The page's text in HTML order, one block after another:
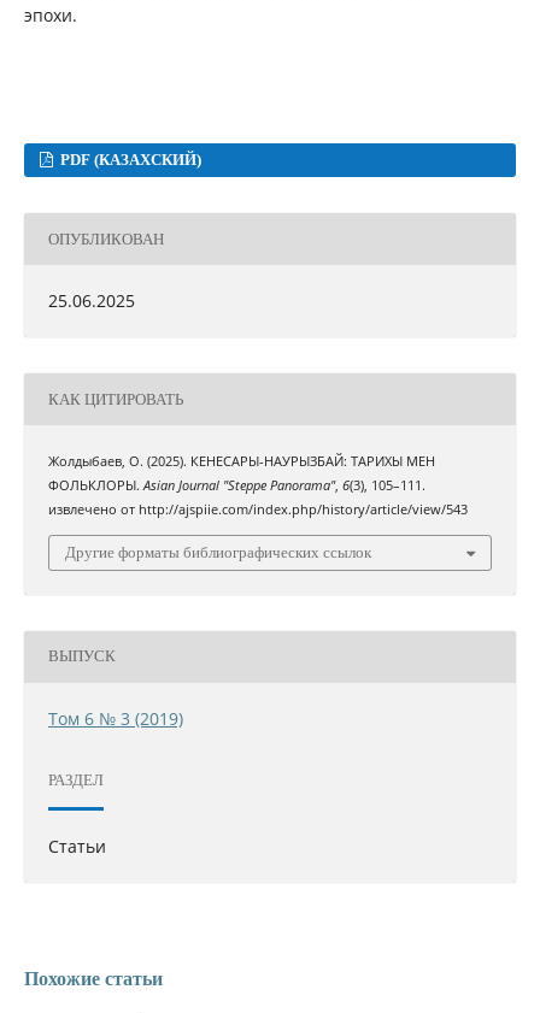
эпохи.
PDF (КАЗАХСКИЙ)
ОПУБЛИКОВАН
25.06.2025
КАК ЦИТИРОВАТЬ
Жолдыбаев, О. (2025). КЕНЕСАРЫ-НАУРЫЗБАЙ: ТАРИХЫ МЕН
ФОЛЬКЛОРЫ.Asian Journal "Steppe Panorama", 6(3), 105–111.
извлечено от http://ajspiie.com/index.php/history/article/view/543
Другие форматы библиографических ссылок
ВЫПУСК
Том 6 № 3 (2019)
РАЗДЕЛ
Статьи
Похожие статьи